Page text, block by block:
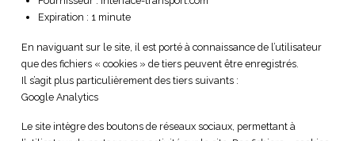
Expiration : 1 minute
En naviguant sur le site, il est porté à connaissance de l’utilisateur
que des fichiers « cookies » de tiers peuvent être enregistrés.
Il s’agit plus particulièrement des tiers suivants :
Google Analytics
Le site intègre des boutons de réseaux sociaux, permettant à